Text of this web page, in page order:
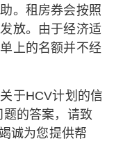
。租房券会按照
放。由于经济适
上的名额并不经
于HCV计划的信
的答案，请致
诚为您提供帮